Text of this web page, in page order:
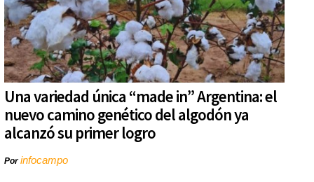
Una variedad única “made in” Argentina: el
nuevo camino genético del algodón ya
alcanzó su primer logro
Porinfocampo